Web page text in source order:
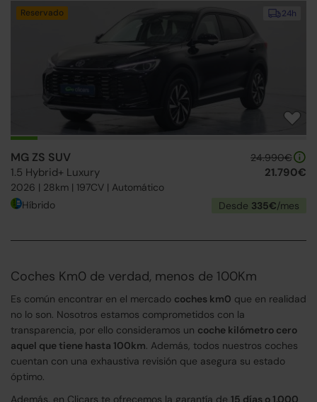
24h
Reservado
MG ZS SUV
1.5 Hybrid+ Luxury
2026 | 28km | 197CV | Automático
24.990€
21.790€
Híbrido Desde 335€/mes
Coches Km0 de verdad, menos de 100Km
Es común encontrar en el mercado coches km0 que en realidad
no lo son. Nosotros estamos comprometidos con la
transparencia, por ello consideramos un coche kilómetro cero
aquel que tiene hasta 100km. Además, todos nuestros coches
cuentan con una exhaustiva revisión que asegura su estado
óptimo.
Además, en Clicars te ofrecemos la garantía de 15 días o 1.000